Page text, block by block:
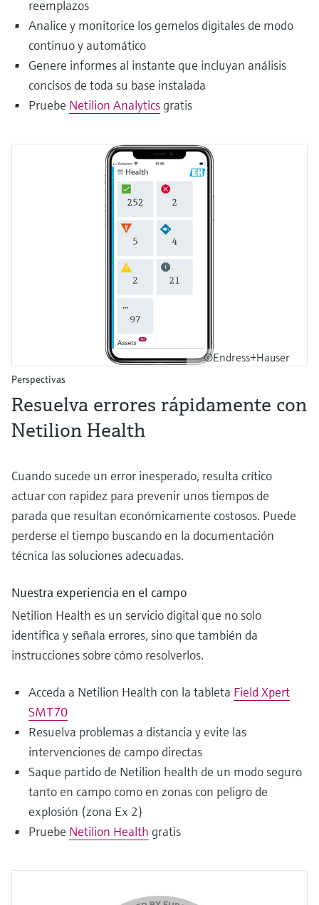
reemplazos
Analice y monitorice los gemelos digitales de modo
continuo y automático
Genere informes al instante que incluyan análisis
concisos de toda su base instalada
Pruebe Netilion Analytics gratis
©Endress+Hauser
Perspectivas
Resuelva errores rápidamente con
Netilion Health
Cuando sucede un error inesperado, resulta crítico
actuar con rapidez para prevenir unos tiempos de
parada que resultan económicamente costosos. Puede
perderse el tiempo buscando en la documentación
técnica las soluciones adecuadas.
Nuestra experiencia en el campo
Netilion Health es un servicio digital que no solo
identifica y señala errores, sino que también da
instrucciones sobre cómo resolverlos.
Acceda a Netilion Health con la tableta Field Xpert
SMT70
Resuelva problemas a distancia y evite las
intervenciones de campo directas
Saque partido de Netilion health de un modo seguro
tanto en campo como en zonas con peligro de
explosión (zona Ex 2)
Pruebe Netilion Health gratis